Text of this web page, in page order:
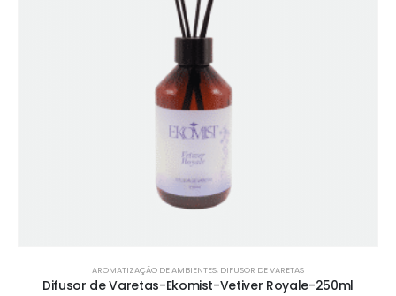
AROMATIZAÇÃO DE AMBIENTES, DIFUSOR DE VARETAS
Difusor de Varetas-Ekomist-Vetiver Royale-250ml